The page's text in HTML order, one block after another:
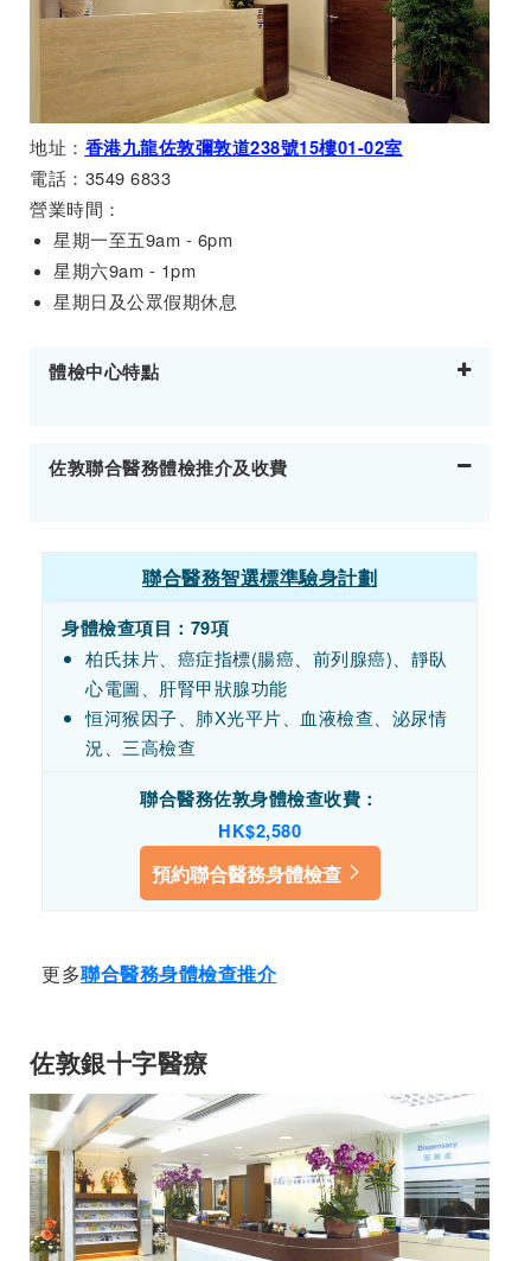
地址： 香港九龍佐敦彌敦道238號15樓01-02室
電話：3549 6833
營業時間：
星期一至五9am - 6pm
星期六9am - 1pm
星期日及公眾假期休息
體檢中心特點
佐敦聯合醫務體檢推介及收費
聯合醫務智選標準驗身計劃
身體檢查項目：79項
柏氏抹片、癌症指標(腸癌、前列腺癌)、靜臥
心電圖、肝腎甲狀腺功能
恒河猴因子、肺X光平片、血液檢查、泌尿情
況、三高檢查
聯合醫務佐敦身體檢查收費 ：
HK$2,580
預約聯合醫務身體檢查
更多聯合醫務身體檢查推介
佐敦銀十字醫療